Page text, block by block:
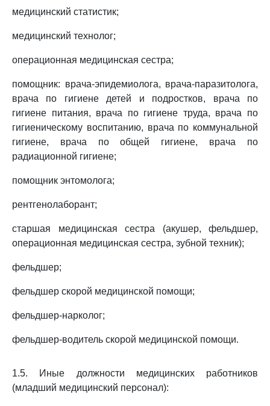
медицинский статистик;
медицинский технолог;
операционная медицинская сестра;
помощник: врача-эпидемиолога, врача-паразитолога,
врача по гигиене детей и подростков, врача по
гигиене питания, врача по гигиене труда, врача по
гигиеническому воспитанию, врача по коммунальной
гигиене, врача по общей гигиене, врача по
радиационной гигиене;
помощник энтомолога;
рентгенолаборант;
старшая медицинская сестра (акушер, фельдшер,
операционная медицинская сестра, зубной техник);
фельдшер;
фельдшер скорой медицинской помощи;
фельдшер-нарколог;
фельдшер-водитель скорой медицинской помощи.
1.5. Иные должности медицинских работников
(младший медицинский персонал):